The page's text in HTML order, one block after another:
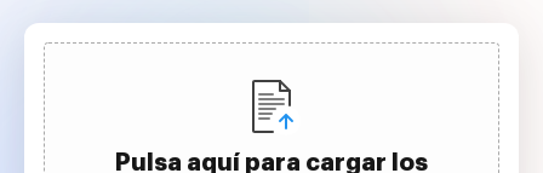
Pulsa aquí para cargar los